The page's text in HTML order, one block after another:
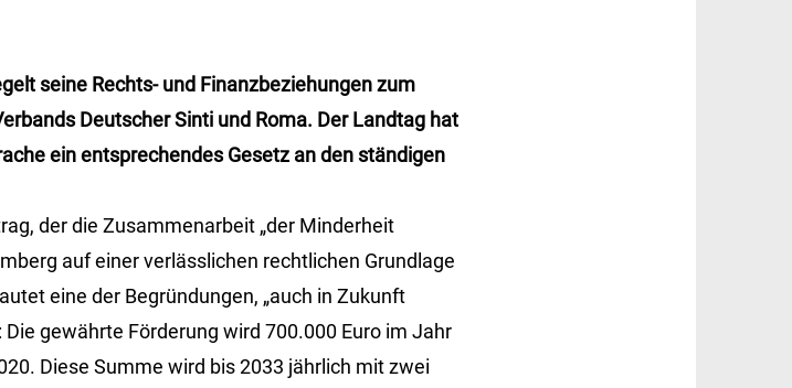
seine Rechts- und Finanzbeziehungen zum
Deutscher Sinti und Roma. Der Landtag hat
ein entsprechendes Gesetz an den ständigen
der die Zusammenarbeit „der Minderheit
auf einer verlässlichen rechtlichen Grundlage
eine der Begründungen, „auch in Zukunft
gewährte Förderung wird 700.000 Euro im Jahr
Diese Summe wird bis 2033 jährlich mit zwei